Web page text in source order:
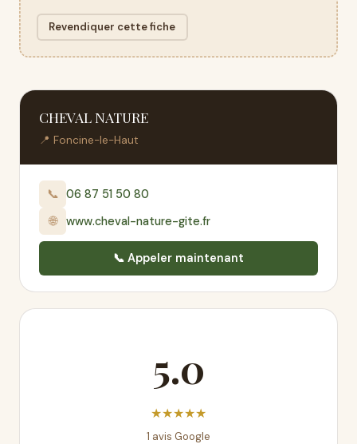
Revendiquer cette fiche
CHEVAL NATURE
📍 Foncine-le-Haut
📞 06 87 51 50 80
🌐 www.cheval-nature-gite.fr
📞 Appeler maintenant
5.0
★★★★★
1 avis Google